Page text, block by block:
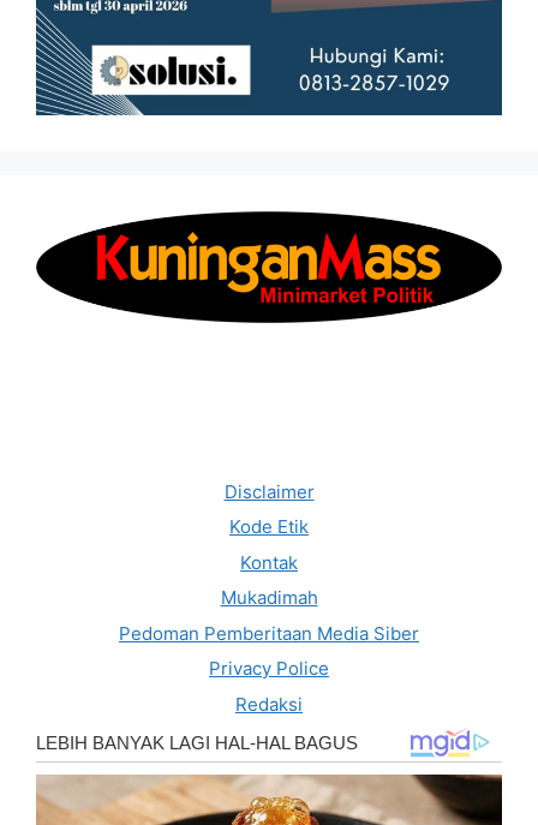
Disclaimer
Kode Etik
Kontak
Mukadimah
Pedoman Pemberitaan Media Siber
Privacy Police
Redaksi